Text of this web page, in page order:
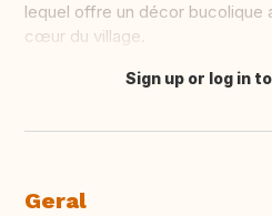
lequel offre un décor bucolique
cœur du village.
Fazer tradução
Sign up or log in
Geral